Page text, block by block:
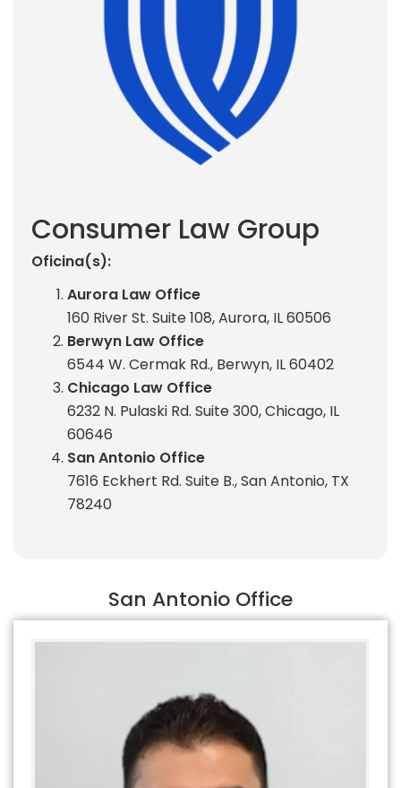
Consumer Law Group
Oficina(s):
Aurora Law Office
160 River St. Suite 108, Aurora, IL 60506
Berwyn Law Office
6544 W. Cermak Rd., Berwyn, IL 60402
Chicago Law Office
6232 N. Pulaski Rd. Suite 300, Chicago, IL
60646
San Antonio Office
7616 Eckhert Rd. Suite B., San Antonio, TX
78240
San Antonio Office